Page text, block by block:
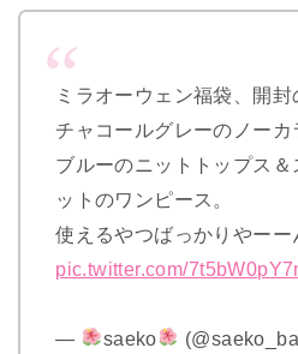
ミラオーウェン福袋、開封
チャコールグレーのノーカ
ブルーのニットトップス
ットのワンピース。
使えるやつばっかりやーー
pic.twitter.com/
— saeko